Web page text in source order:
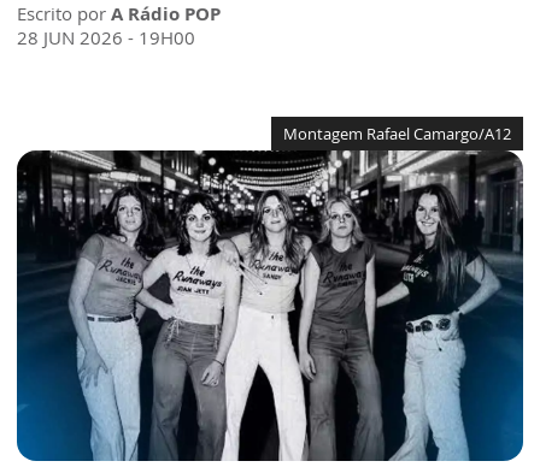
Escrito por A Rádio POP
28 JUN 2026 - 19H00
Montagem Rafael Camargo/A12